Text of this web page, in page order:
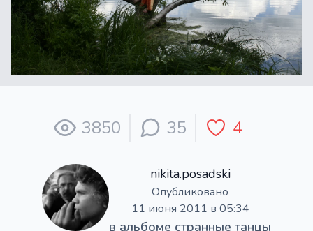
3850 35 4
nikita.posadski
Опубликовано
11 июня 2011 в 05:34
в альбоме странные танцы